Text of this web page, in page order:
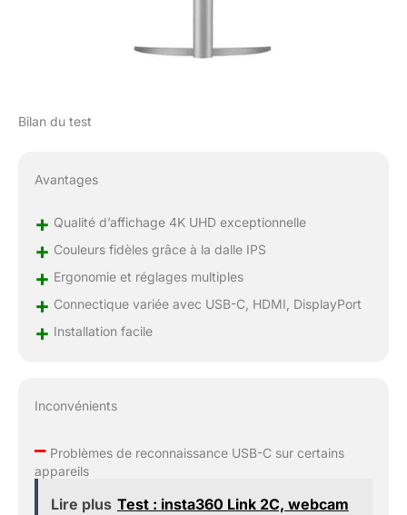
Bilan du test
Avantages
+ Qualité d’affichage 4K UHD exceptionnelle
+ Couleurs fidèles grâce à la dalle IPS
+ Ergonomie et réglages multiples
+ Connectique variée avec USB-C, HDMI, DisplayPort
+ Installation facile
Inconvénients
–Problèmes de reconnaissance USB-C sur certains
appareils
Lire plus Test : insta360 Link 2C, webcam